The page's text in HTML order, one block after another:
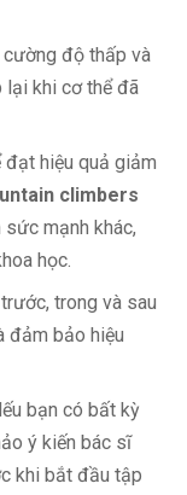
độ thấp và
lại khi cơ thể đã
đạt hiệu quả giảm
climbers
mạnh khác,
học.
trong và sau
đảm bảo hiệu
bạn có bất kỳ
ý kiến bác sĩ
khi bắt đầu tập